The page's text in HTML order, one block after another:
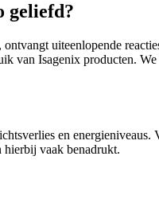
geliefd?
uiteenlopende
Isagenix producten.
en
hierbij vaak benadrukt.